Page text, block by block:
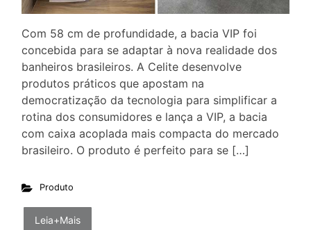
Com 58 cm de profundidade, a bacia VIP foi
concebida para se adaptar à nova realidade dos
banheiros brasileiros. A Celite desenvolve
produtos práticos que apostam na
democratização da tecnologia para simplificar a
rotina dos consumidores e lança a VIP, a bacia
com caixa acoplada mais compacta do mercado
brasileiro. O produto é perfeito para se […]
Produto
Leia+Mais